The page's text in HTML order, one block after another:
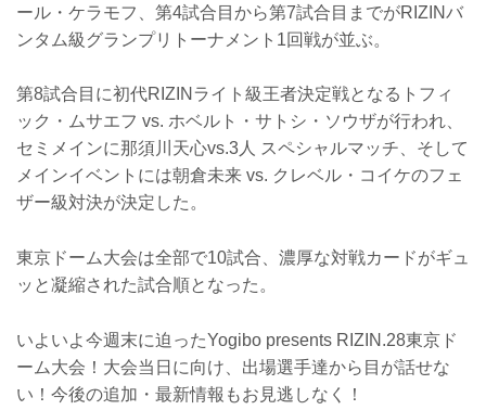
ール・ケラモフ、第4試合目から第7試合目までがRIZINバ
ンタム級グランプリトーナメント1回戦が並ぶ。
第8試合目に初代RIZINライト級王者決定戦となるトフィ
ック・ムサエフ vs. ホベルト・サトシ・ソウザが行われ、
セミメインに那須川天心vs.3人 スペシャルマッチ、そして
メインイベントには朝倉未来 vs. クレベル・コイケのフェ
ザー級対決が決定した。
東京ドーム大会は全部で10試合、濃厚な対戦カードがギュ
ッと凝縮された試合順となった。
いよいよ今週末に迫ったYogibo presents RIZIN.28東京ド
ーム大会！大会当日に向け、出場選手達から目が話せな
い！今後の追加・最新情報もお見逃しなく！